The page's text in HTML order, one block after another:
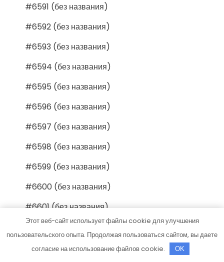
#6591 (без названия)
#6592 (без названия)
#6593 (без названия)
#6594 (без названия)
#6595 (без названия)
#6596 (без названия)
#6597 (без названия)
#6598 (без названия)
#6599 (без названия)
#6600 (без названия)
#6601 (без названия)
#6602 (без названия)
#6603 (без названия)
Этот веб-сайт использует файлы cookie для улучшения
пользовательского опыта. Продолжая пользоваться сайтом, вы даете
согласие на использование файлов cookie.
OK